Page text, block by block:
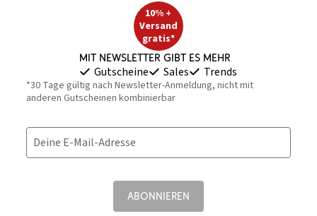
10% +
Versand
gratis*
Mit Newsletter gibt es mehr
Gutscheine Sales Trends
*30 Tage gültig nach Newsletter-Anmeldung, nicht mit
anderen Gutscheinen kombinierbar
Deine E-Mail-Adresse
ABONNIEREN